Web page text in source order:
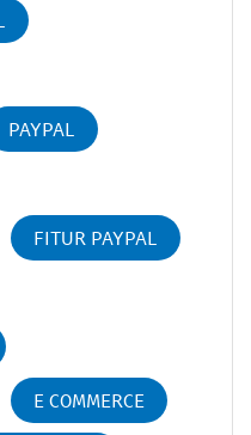
PAYPAL
FITUR PAYPAL
E COMMERCE